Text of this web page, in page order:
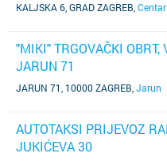
KALJSKA 6, GRAD ZAGREB Centar
"MIKI" TRGOVAČKI OBRT,
JARUN 71
JARUN 71, 10000 ZAGREB Jarun
AUTOTAKSI PRIJEVOZ
JUKIĆEVA 30